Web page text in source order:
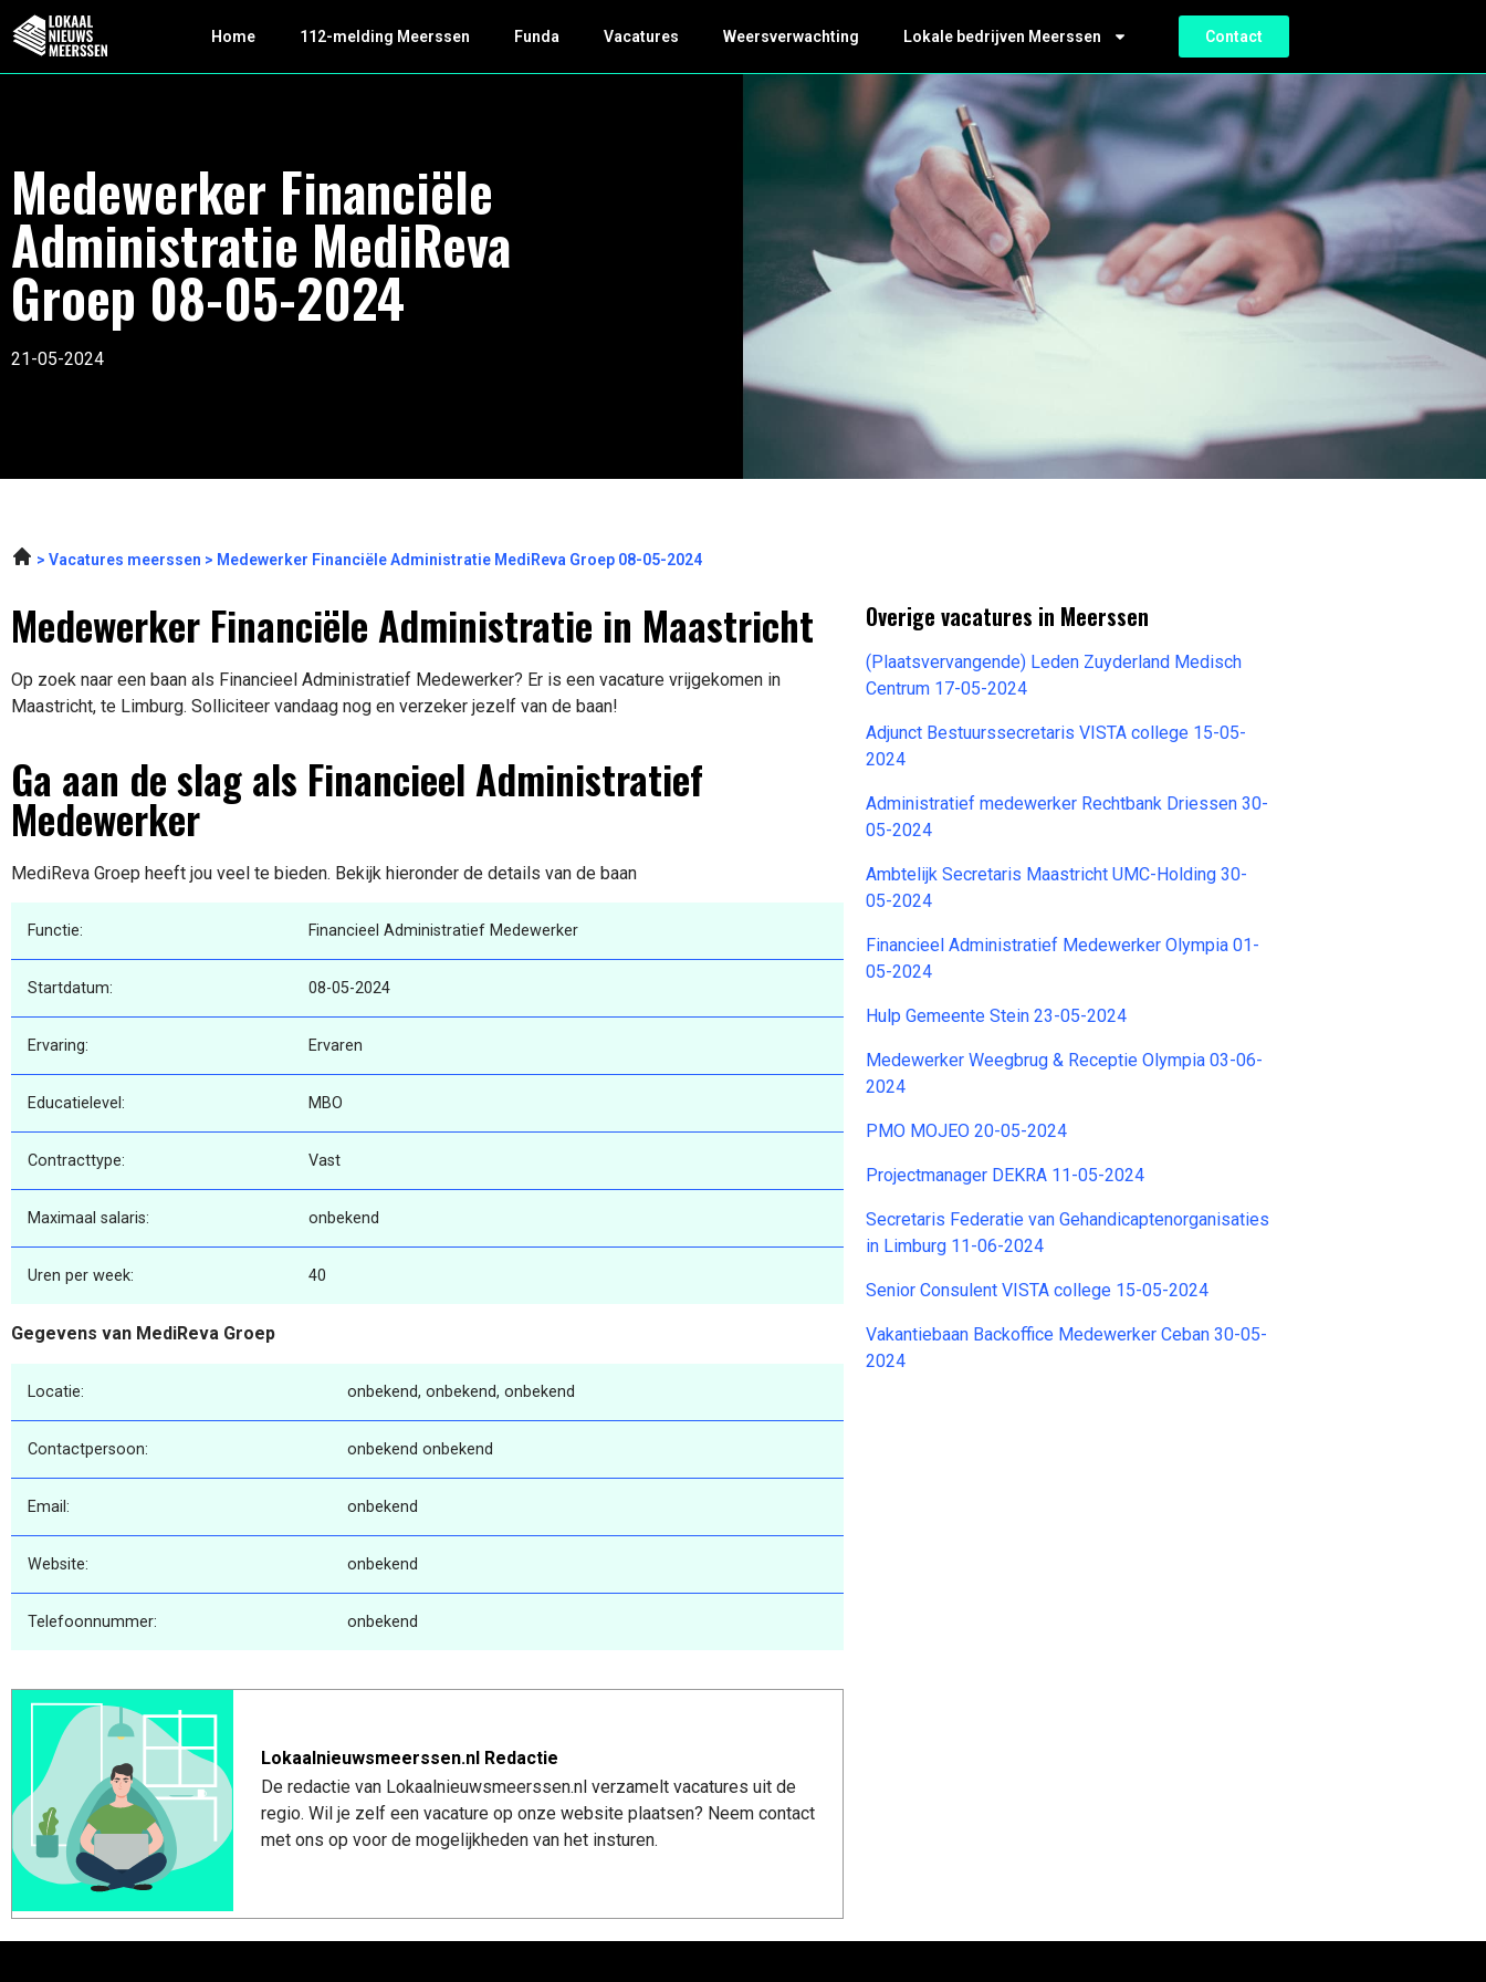
Home 112-melding Meerssen Funda Vacatures Weersverwachting Lokale bedrijven Meerssen Contact
Medewerker Financiële
Administratie MediReva
Groep 08-05-2024
21-05-2024
Vacatures meerssen Medewerker Financiële Administratie MediReva Groep 08-05-2024
Medewerker Financiële Administratie in Maastricht
Op zoek naar een baan als Financieel Administratief Medewerker? Er is een vacature vrijgekomen in
Maastricht, te Limburg. Solliciteer vandaag nog en verzeker jezelf van de baan!
Ga aan de slag als Financieel Administratief
Medewerker
MediReva Groep heeft jou veel te bieden. Bekijk hieronder de details van de baan
Functie: Financieel Administratief Medewerker
Startdatum: 08-05-2024
Ervaring: Ervaren
Educatielevel: MBO
Contracttype: Vast
Maximaal salaris: onbekend
Uren per week: 40
Gegevens van MediReva Groep
Locatie: onbekend, onbekend, onbekend
Contactpersoon: onbekend onbekend
Email: onbekend
Website: onbekend
Telefoonnummer: onbekend
Lokaalnieuwsmeerssen.nl Redactie
De redactie van Lokaalnieuwsmeerssen.nl verzamelt vacatures uit de
regio. Wil je zelf een vacature op onze website plaatsen? Neem contact
met ons op voor de mogelijkheden van het insturen.
Overige vacatures in Meerssen
(Plaatsvervangende) Leden Zuyderland Medisch
Centrum 17-05-2024
Adjunct Bestuurssecretaris VISTA college 15-05-
2024
Administratief medewerker Rechtbank Driessen 30-
05-2024
Ambtelijk Secretaris Maastricht UMC-Holding 30-
05-2024
Financieel Administratief Medewerker Olympia 01-
05-2024
Hulp Gemeente Stein 23-05-2024
Medewerker Weegbrug & Receptie Olympia 03-06-
2024
PMO MOJEO 20-05-2024
Projectmanager DEKRA 11-05-2024
Secretaris Federatie van Gehandicaptenorganisaties
in Limburg 11-06-2024
Senior Consulent VISTA college 15-05-2024
Vakantiebaan Backoffice Medewerker Ceban 30-05-
2024